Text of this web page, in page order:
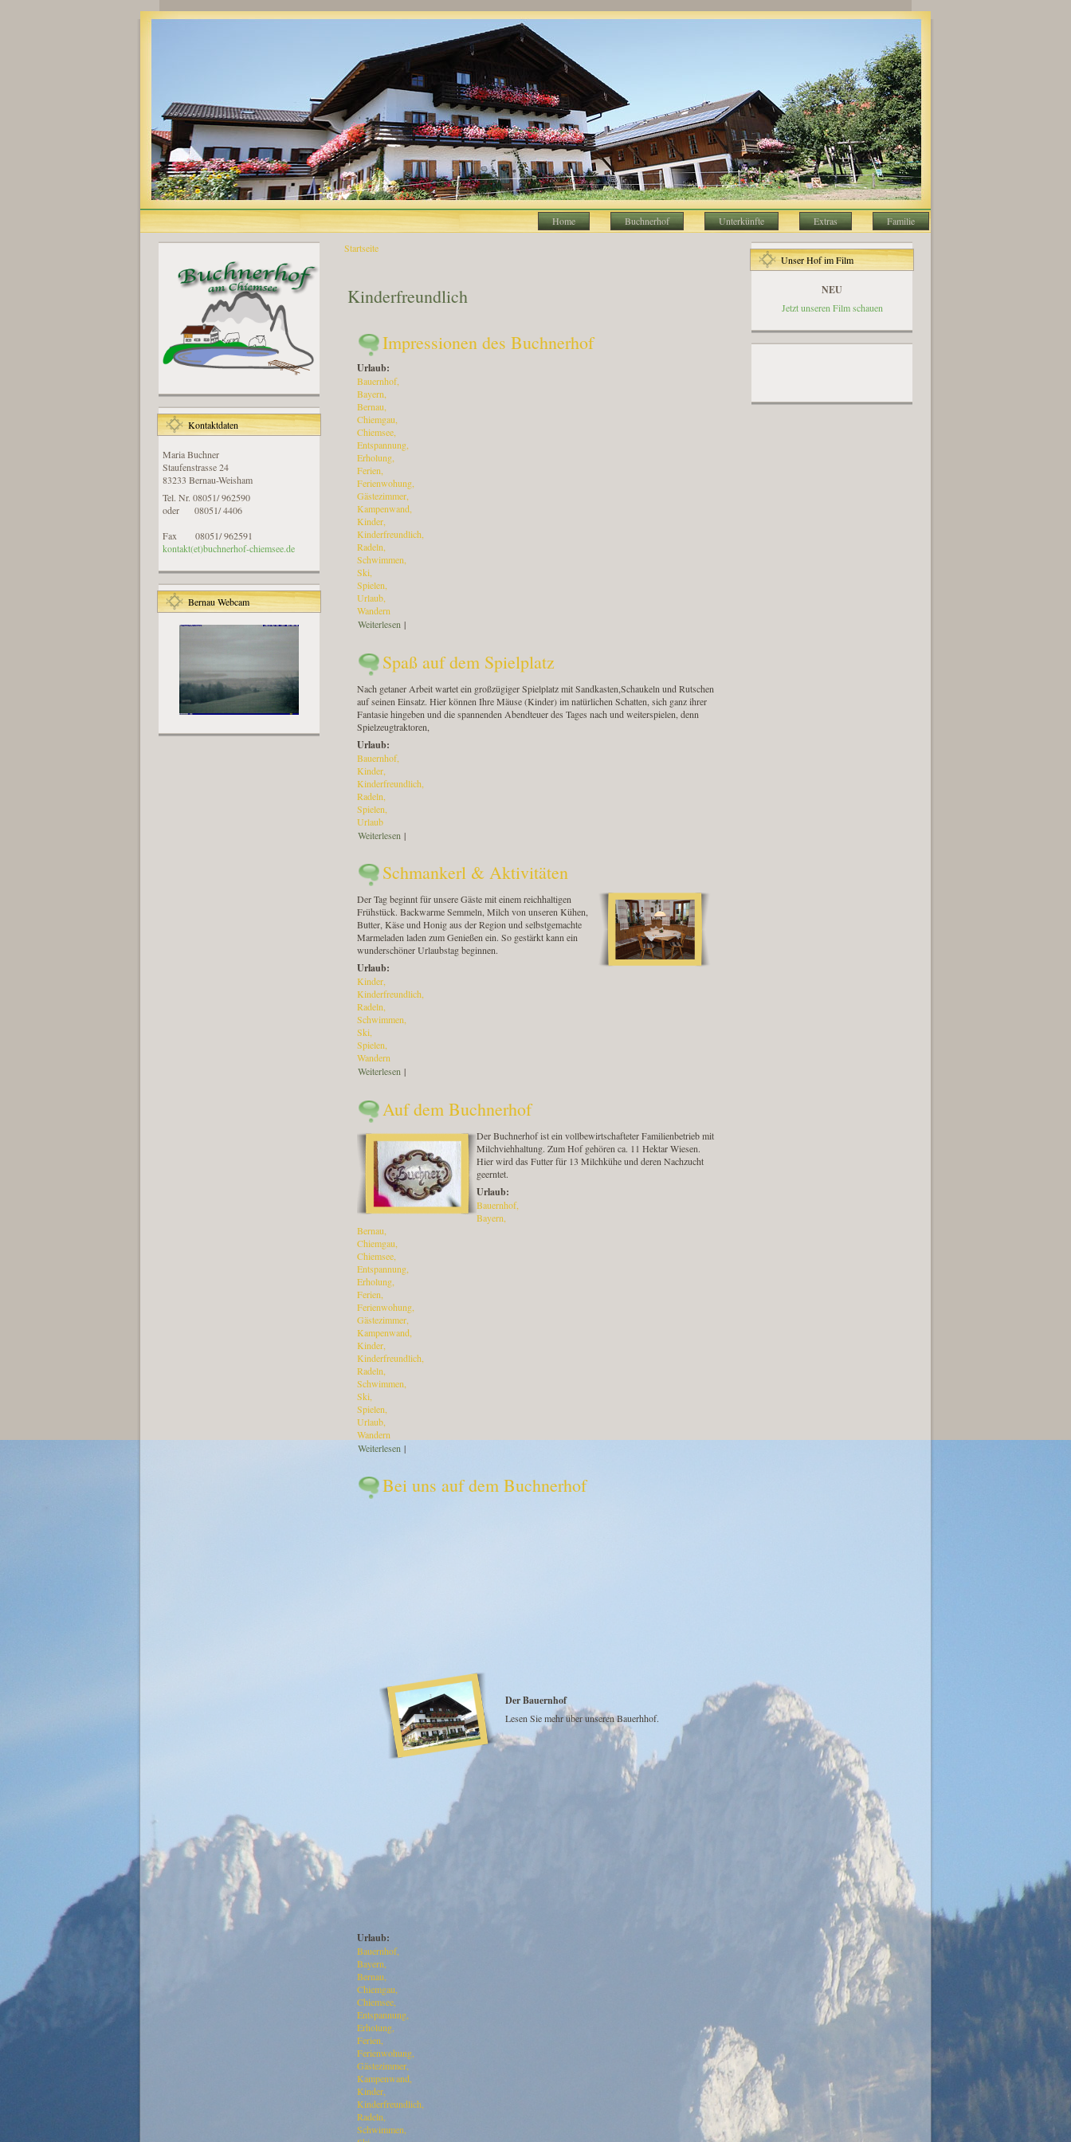
Home Buchnerhof Unterkünfte Extras Familie
Kontaktdaten
Maria Buchner
Staufenstrasse 24
83233 Bernau-Weisham
Tel. Nr. 08051/ 962590
oder 08051/ 4406
Fax 08051/ 962591
kontakt(et)buchnerhof-chiemsee.de
Bernau Webcam
Startseite
Kinderfreundlich
Impressionen des Buchnerhof
Urlaub:
Bauernhof
Bayern
Bernau
Chiemgau
Chiemsee
Entspannung
Erholung
Ferien
Ferienwohung
Gästezimmer
Kampenwand
Kinder
Kinderfreundlich
Radeln
Schwimmen
Ski
Spielen
Urlaub
Wandern
Weiterlesen über Impressionen des Buchnerhof
|
Spaß auf dem Spielplatz
Nach getaner Arbeit wartet ein großzügiger Spielplatz mit Sandkasten,Schaukeln und Rutschen
auf seinen Einsatz. Hier können Ihre Mäuse (Kinder) im natürlichen Schatten, sich ganz ihrer
Fantasie hingeben und die spannenden Abendteuer des Tages nach und weiterspielen, denn
Spielzeugtraktoren,
Urlaub:
Bauernhof
Kinder
Kinderfreundlich
Radeln
Spielen
Urlaub
Weiterlesen über Spaß auf dem Spielplatz
|
Schmankerl & Aktivitäten
Der Tag beginnt für unsere Gäste mit einem reichhaltigen
Frühstück. Backwarme Semmeln, Milch von unseren Kühen,
Butter, Käse und Honig aus der Region und selbstgemachte
Marmeladen laden zum Genießen ein. So gestärkt kann ein
wunderschöner Urlaubstag beginnen.
Urlaub:
Kinder
Kinderfreundlich
Radeln
Schwimmen
Ski
Spielen
Wandern
Weiterlesen über Schmankerl & Aktivitäten
|
Auf dem Buchnerhof
Der Buchnerhof ist ein vollbewirtschafteter Familienbetrieb mit
Milchviehhaltung. Zum Hof gehören ca. 11 Hektar Wiesen.
Hier wird das Futter für 13 Milchkühe und deren Nachzucht
geerntet.
Urlaub:
Bauernhof
Bayern
Bernau
Chiemgau
Chiemsee
Entspannung
Erholung
Ferien
Ferienwohung
Gästezimmer
Kampenwand
Kinder
Kinderfreundlich
Radeln
Schwimmen
Ski
Spielen
Urlaub
Wandern
Weiterlesen über Auf dem Buchnerhof
|
Bei uns auf dem Buchnerhof
Der Bauernhof
Lesen Sie mehr über unseren Bauerhhof.
Urlaub:
Bauernhof
Bayern
Bernau
Chiemgau
Chiemsee
Entspannung
Erholung
Ferien
Ferienwohung
Gästezimmer
Kampenwand
Kinder
Kinderfreundlich
Radeln
Schwimmen
Unser Hof im Film
NEU
Jetzt unseren Film schauen